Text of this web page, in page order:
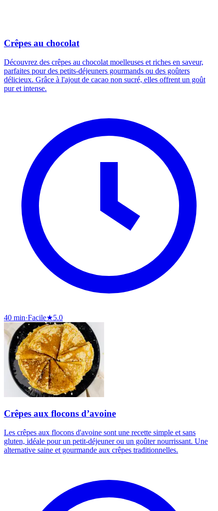
Crêpes au chocolat
Découvrez des crêpes au chocolat moelleuses et riches en saveur,
parfaites pour des petits-déjeuners gourmands ou des goûters
délicieux. Grâce à l'ajout de cacao non sucré, elles offrent un goût
pur et intense.
40 min·Facile★5.0
Crêpes aux flocons d’avoine
Les crêpes aux flocons d'avoine sont une recette simple et sans
gluten, idéale pour un petit-déjeuner ou un goûter nourrissant. Une
alternative saine et gourmande aux crêpes traditionnelles.